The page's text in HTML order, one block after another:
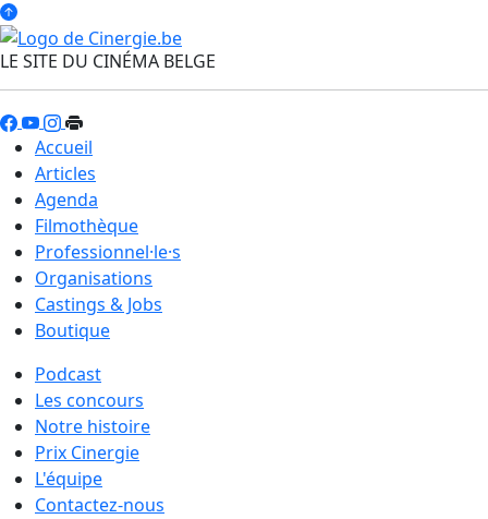
LE SITE DU CINÉMA BELGE
Accueil
Articles
Agenda
Filmothèque
Professionnel·le·s
Organisations
Castings & Jobs
Boutique
Podcast
Les concours
Notre histoire
Prix Cinergie
L'équipe
Contactez-nous